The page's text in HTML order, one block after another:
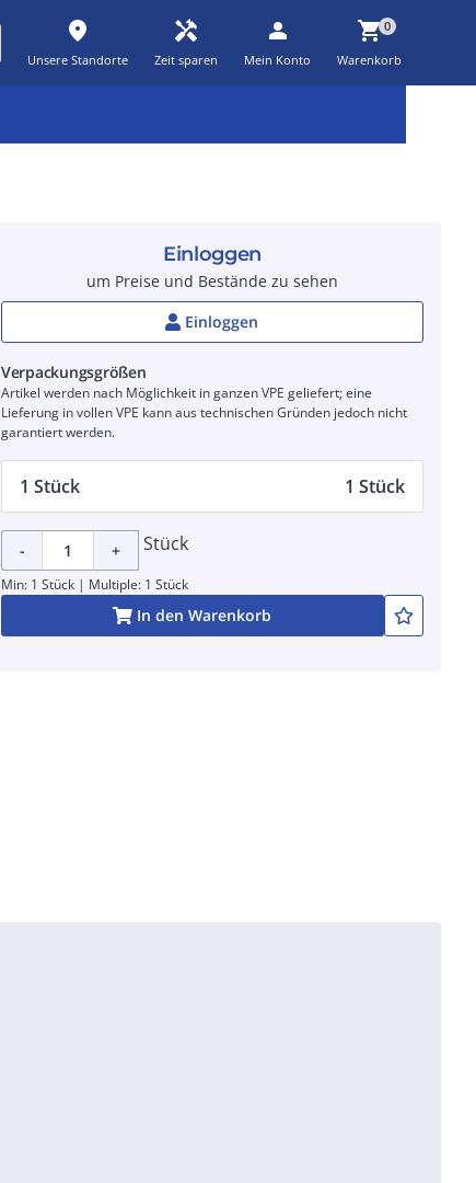
place
Unsere Standorte
handyman
Zeit sparen
person
Mein Konto
shopping_cart0
Warenkorb
Einloggen
um Preise und Bestände zu sehen
Einloggen
Verpackungsgrößen
Artikel werden nach Möglichkeit in ganzen VPE geliefert; eine
Lieferung in vollen VPE kann aus technischen Gründen jedoch nicht
garantiert werden.
1 Stück 1 Stück
- + Stück
Min: 1 Stück | Multiple: 1 Stück
In den Warenkorb